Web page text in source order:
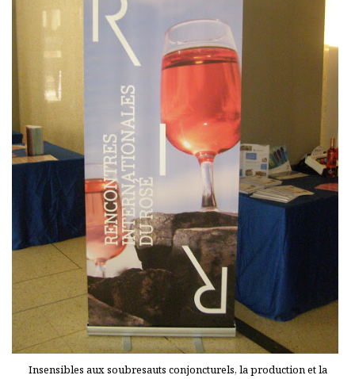
Insensibles aux soubresauts conjoncturels, la production et la